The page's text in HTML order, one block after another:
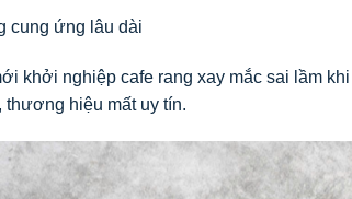
cung ứng lâu dài
khởi nghiệp cafe rang xay mắc sai lầm
thương hiệu mất uy tín.